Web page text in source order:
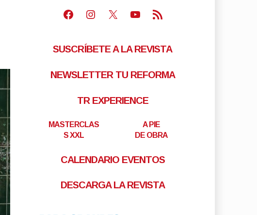
Facebook
Instagram
X Youtube
Feed RSS
SUSCRÍBETE A LA REVISTA
NEWSLETTER TU REFORMA
TR EXPERIENCE
MASTERCLAS
S XXL
A PIE
DE OBRA
CALENDARIO EVENTOS
DESCARGA LA REVISTA